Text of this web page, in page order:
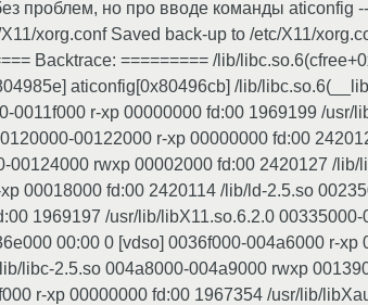
проблем, но про вводе команды aticonfig
xorg.conf Saved back-up to /etc/X11/
Backtrace: ========= /lib/
aticonfig[0x80496cb] /lib/
0011f000 r-xp 00000000 fd:00 1969199 /usr/
00122000 r-xp 00000000 fd:00
rwxp 00002000 fd:00 2420127 /lib/
00018000 fd:00 2420114 /lib/ld-2.5.so
1969197 /usr/lib/libX11.so.6.2.0
00:00 0 [vdso] 0036f000-004a6000 r-xp
libc-2.5.so 004a8000-004a9000 rwxp
r-xp 00000000 fd:00 1967354 /usr/lib/